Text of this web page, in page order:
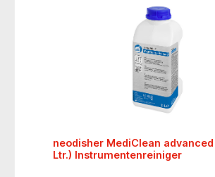
neodisher MediClean
Ltr.) Instrumentenreiniger